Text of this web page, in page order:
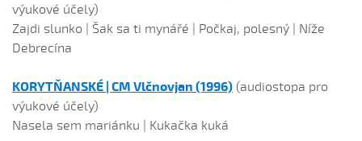
výukové účely)
Zajdi slunko | Šak sa ti mynářé | Počkaj, polesný | Níže
Debrecína
KORYTŇANSKÉ | CM Vlčnovjan (1996) (audiostopa pro
výukové účely)
Nasela sem mariánku | Kukačka kuká